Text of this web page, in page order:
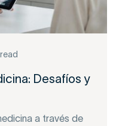
Desafíos y
a través de